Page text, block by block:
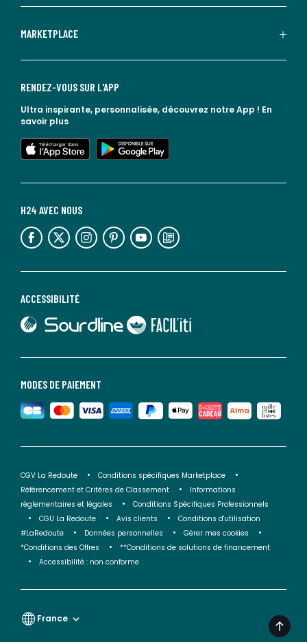
MARKETPLACE
MODES DE PAIEMENT
ACCESSIBILITÉ
lien vers Sourdline
lien vers Faciliti
H24 AVEC NOUS
lien vers l'espace réseaux sociaux lien vers l'espace réseaux sociaux lien vers l'espace réseaux sociaux lien vers l'espace réseaux sociaux lien vers l'espace réseaux sociaux lien vers le blog la redoute
RENDEZ-VOUS SUR L'APP
Ultra inspirante, personnalisée, découvrez notre App ! En
savoir plus
lien vers l'app store
lien vers google play
CGV La Redoute
Conditions spécifiques Marketplace
Référencement et Critères de Classement
Informations
réglementaires et légales
Conditions Spécifiques Professionnels
CGU La Redoute
Avis clients
Conditions d'utilisation
#LaRedoute
Données personnelles
Gérer mes cookies
*Conditions des Offres
**Conditions de solutions de financement
Accessibilité : non conforme
France